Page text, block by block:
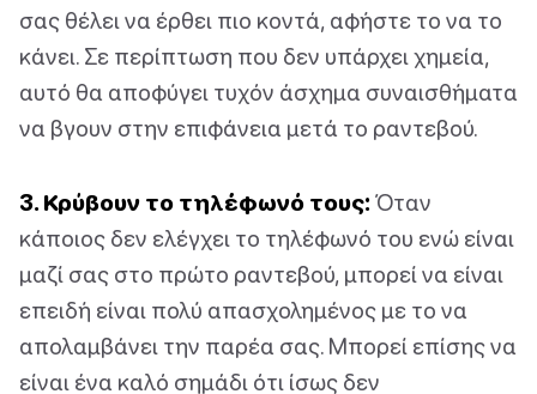
σας θέλει να έρθει πιο κοντά, αφήστε το να το
κάνει. Σε περίπτωση που δεν υπάρχει χημεία,
αυτό θα αποφύγει τυχόν άσχημα συναισθήματα
να βγουν στην επιφάνεια μετά το ραντεβού.
3. Κρύβουν το τηλέφωνό τους: Όταν
κάποιος δεν ελέγχει το τηλέφωνό του ενώ είναι
μαζί σας στο πρώτο ραντεβού, μπορεί να είναι
επειδή είναι πολύ απασχολημένος με το να
απολαμβάνει την παρέα σας. Μπορεί επίσης να
είναι ένα καλό σημάδι ότι ίσως δεν